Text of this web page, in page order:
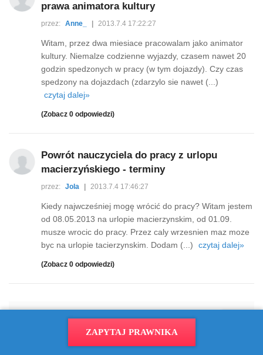
prawa animatora kultury
przez: Anne_ 2013.7.4 17:22:27
Witam, przez dwa miesiace pracowalam jako animator
kultury. Niemalze codzienne wyjazdy, czasem nawet 20
godzin spedzonych w pracy (w tym dojazdy). Czy czas
spedzony na dojazdach (zdarzylo sie nawet (...)
czytaj dalej»
(Zobacz 0 odpowiedzi)
Powrót nauczyciela do pracy z urlopu
macierzyńskiego - terminy
przez: Jola 2013.7.4 17:46:27
Kiedy najwcześniej mogę wrócić do pracy? Witam jestem
od 08.05.2013 na urlopie macierzynskim, od 01.09.
musze wrocic do pracy. Przez caly wrzesnien maz moze
byc na urlopie tacierzynskim. Dodam (...)
czytaj dalej»
(Zobacz 0 odpowiedzi)
ZAPYTAJ PRAWNIKA